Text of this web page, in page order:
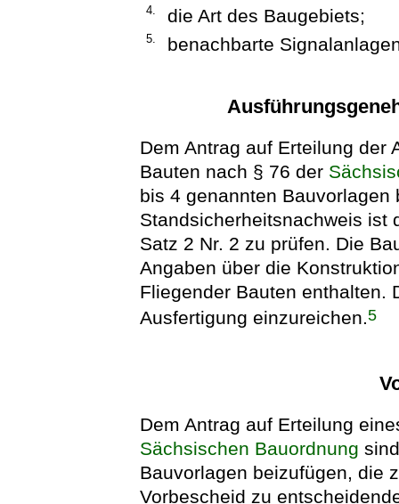
4. die Art des Baugebiets;
5. benachbarte
Dem Antrag auf Erteilung der
Bauten nach § 76 der
bis 4 genannten Bauvorlagen
Standsicherheitsnachweis ist
Satz 2 Nr. 2 zu prüfen. Die
Angaben über die
Fliegender Bauten enthalten.
Ausfertigung einzureichen.5
Dem Antrag auf Erteilung
Sächsischen Bauordnung
Bauvorlagen beizufügen, die
Vorbescheid zu